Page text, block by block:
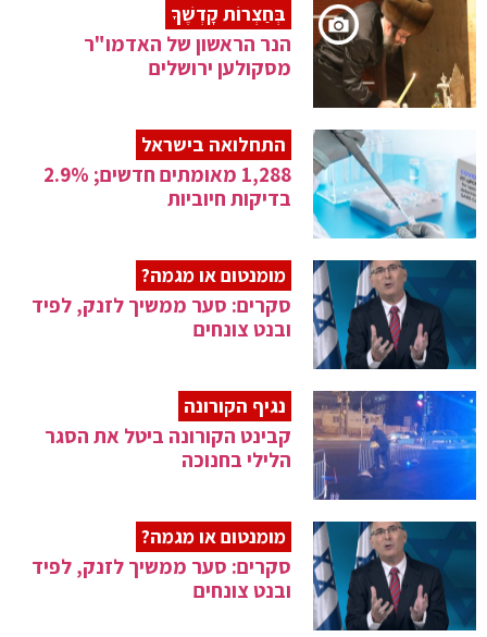
בְּחַצְרוֹת קָדְשֶׁךָ
הנר הראשון של האדמו"ר
מסקולען ירושלים
התחלואה בישראל
1,288 מאומתים חדשים; 2.9%
בדיקות חיוביות
מומנטום או מגמה?
סקרים: סער ממשיך לזנק, לפיד
ובנט צונחים
נגיף הקורונה
קבינט הקורונה ביטל את הסגר
הלילי בחנוכה
מומנטום או מגמה?
סקרים: סער ממשיך לזנק, לפיד
ובנט צונחים